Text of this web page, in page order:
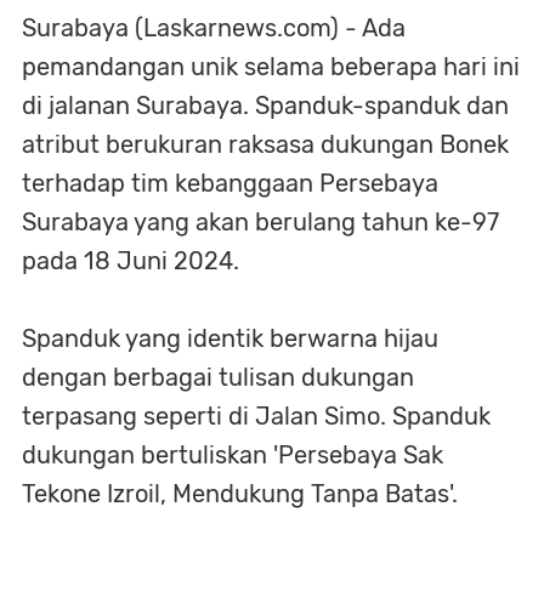
Surabaya (Laskarnews.com) - Ada
pemandangan unik selama beberapa hari ini
di jalanan Surabaya. Spanduk-spanduk dan
atribut berukuran raksasa dukungan Bonek
terhadap tim kebanggaan Persebaya
Surabaya yang akan berulang tahun ke-97
pada 18 Juni 2024.
Spanduk yang identik berwarna hijau
dengan berbagai tulisan dukungan
terpasang seperti di Jalan Simo. Spanduk
dukungan bertuliskan 'Persebaya Sak
Tekone Izroil, Mendukung Tanpa Batas'.